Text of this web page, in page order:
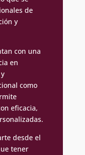
de
y
con una
en
como
eficacia,
desde el
tener